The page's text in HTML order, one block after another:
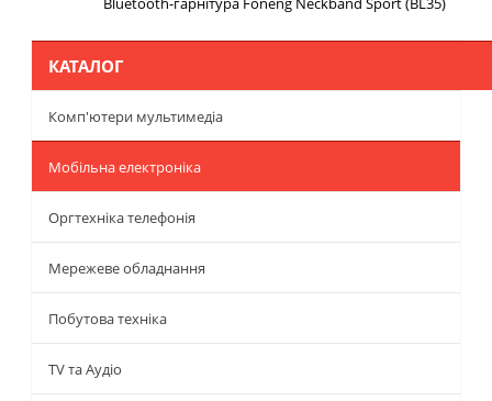
КАТАЛОГ
Комп'ютери мультимедіа
Мобільна електроніка
Оргтехніка телефонія
Мережеве обладнання
Побутова техніка
TV та Аудіо